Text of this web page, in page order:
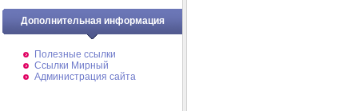
Дополнительная информация
Полезные ссылки
Ссылки Мирный
Администрация сайта